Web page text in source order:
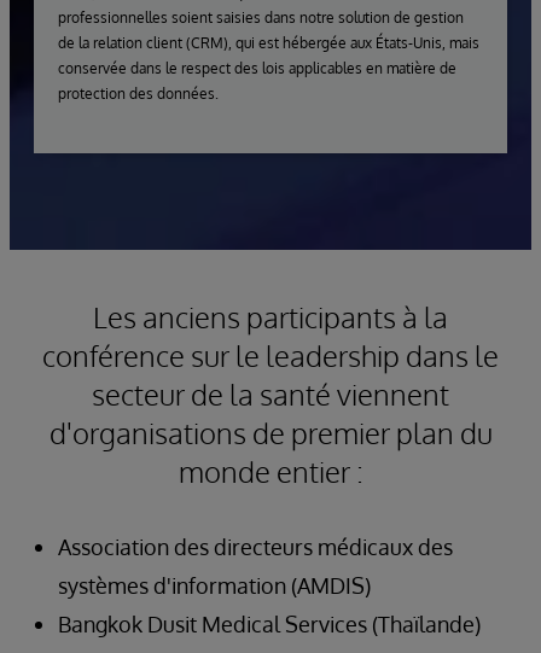
professionnelles soient saisies dans notre solution de gestion
de la relation client (CRM), qui est hébergée aux États-Unis, mais
conservée dans le respect des lois applicables en matière de
protection des données.
Les anciens participants à la
conférence sur le leadership dans le
secteur de la santé viennent
d'organisations de premier plan du
monde entier :
Association des directeurs médicaux des
systèmes d'information (AMDIS)
Bangkok Dusit Medical Services (Thaïlande)